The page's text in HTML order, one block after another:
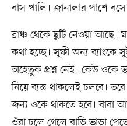
বাস খালি। জানালার পাশে
ব্রাঞ্চ থেকে ছুটি নেওয়া আছে।
কথা হচ্ছে। সুফী অন্য ব্যাংকে
অহেতুক প্রশ্ন নেই। কেউ ওকে
নিয়ে ব্যস্ত থাকলেই চলবে।
জন্য ওকে থাকতে হবে। বাবা
ওঁরা চলে গেলে বাড়ি ভাড়া